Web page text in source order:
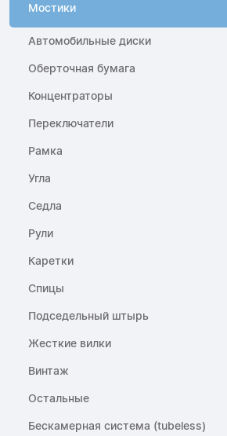
Мостики
Автомобильные диски
Оберточная бумага
Концентраторы
Переключатели
Рамка
Угла
Седла
Рули
Каретки
Спицы
Подседельный штырь
Жесткие вилки
Винтаж
Остальные
Бескамерная система (tubeless)